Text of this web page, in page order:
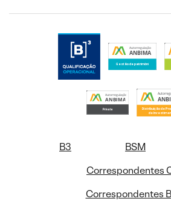
B3 BSM
Correspondentes
Correspondentes